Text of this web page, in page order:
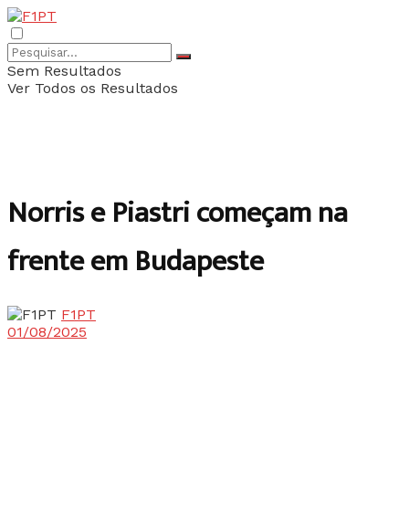
Sem Resultados
Ver Todos os Resultados
Norris e Piastri começam na
frente em Budapeste
F1PT
01/08/2025